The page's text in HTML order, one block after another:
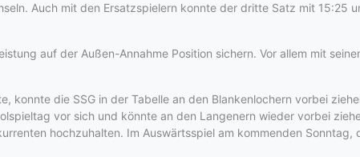
Auch mit den Ersatzspielern konnte der dritte Satz mit 15:25
auf der Außen-Annahme Position sichern. Vor allem mit
konnte die SSG in der Tabelle an den Blankenlochern vorbei
vor sich und könnte an den Langenern wieder vorbei
hochzuhalten. Im Auswärtsspiel am kommenden Sonntag,